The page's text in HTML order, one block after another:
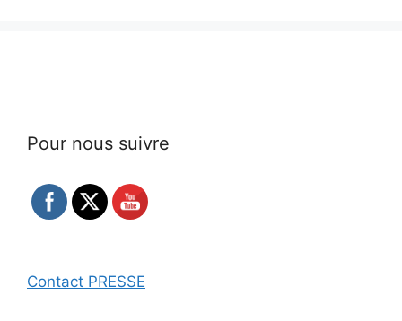
Pour nous suivre
Contact PRESSE